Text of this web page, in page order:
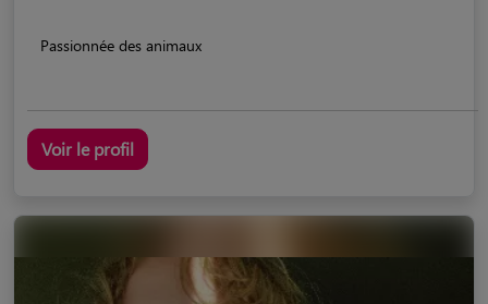
Passionnée des animaux
Voir le profil